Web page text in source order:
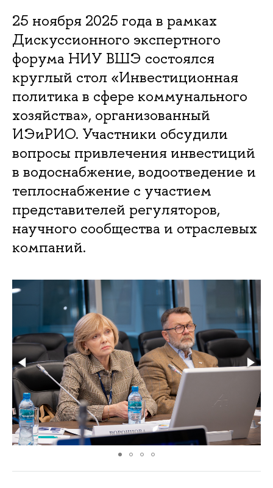
25 ноября 2025 года в рамках
Дискуссионного экспертного
форума НИУ ВШЭ состоялся
круглый стол «Инвестиционная
политика в сфере коммунального
хозяйства», организованный
ИЭиРИО. Участники обсудили
вопросы привлечения инвестиций
в водоснабжение, водоотведение и
теплоснабжение с участием
представителей регуляторов,
научного сообщества и отраслевых
компаний.